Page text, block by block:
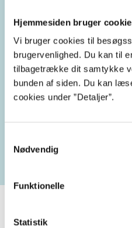
Hjemmesiden bruger
Vi bruger cookies til
brugervenlighed. Du kan til
tilbagetrække dit samtykke
bunden af siden. Du kan
cookies under ”Detaljer”.
Nødvendig
Funktionelle
Statistik
læseindlæring